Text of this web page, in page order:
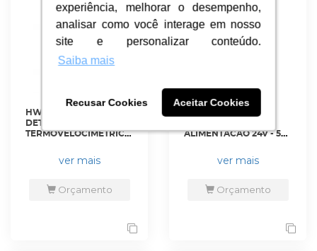
experiência, melhorar o desempenho,
analisar como você interage em nosso
site e personalizar conteúdo.
Saiba mais
Recusar Cookies Aceitar Cookies
experiência, melhorar o desempenho,
analisar como você interage em nosso
site e personalizar conteúdo.
Saiba mais
Recusar Cookies Aceitar Cookies
HWAIDTTV-002-0 -
DETECTOR
TERMOVELOCIMETRICO
ECO1000 COM BLINK
PARA ALARME DE
ECO1005ABLA -
HONEYWELL
ver mais
Orçamento
HWAIFNHL-001-0 -
ALIMENTACAO 24V - 5A
ver mais
Orçamento